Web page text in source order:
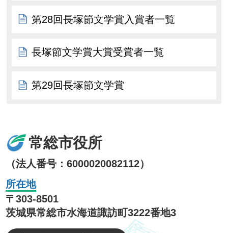
第28回長塚節文学賞入賞者一覧
長塚節文学賞大賞受賞者一覧
第29回長塚節文学賞
常総市役所
（法人番号：6000020082112）
所在地
〒303-8501
茨城県常総市水海道諏訪町3222番地3